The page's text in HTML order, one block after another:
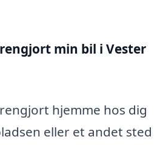
min bil i Vester
hjemme hos dig
eller et andet sted